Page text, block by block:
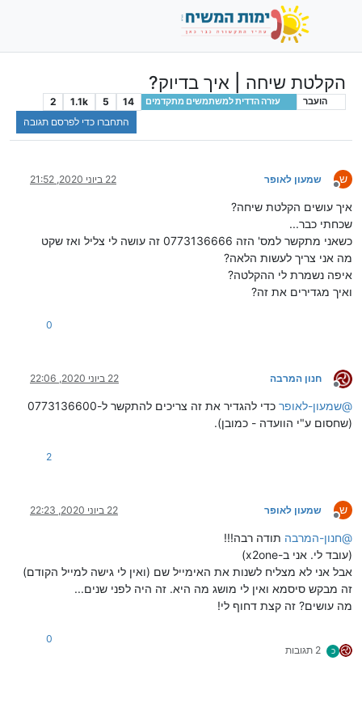
הקלטת שיחה | איך בדיוק?
הועבר עזרה הדדית למשתמשים מתקדמים 14
5
1.1k
2
התחברו כדי לפרסם תגובה
ש
מנותק
שמעון לאופר 22 ביוני 2020, 21:52
איך עושים הקלטת שיחה?
שכחתי כבר...
כשאני מתקשר למס' הזה 0773136666 זה עושה לי צליל ואז שקט
מה אני צריך לעשות הלאה?
איפה נשמרת לי ההקלטה?
ואיך מגדירים את זה?
0
מנותק
חנון המרבה 22 ביוני 2020, 22:06
@שמעון-לאופר
כדי להגדיר את זה צריכים להתקשר ל-0773136600
(שחסום ע"י הוועדה - כמובן).
2
ש
מנותק
שמעון לאופר 22 ביוני 2020, 22:23
@חנון-המרבה תודה רבה!!!
(עובד לי. אני ב-x2one)
אבל אני לא מצליח לשנות את האימייל שם (ואין לי גישה למייל הקודם)
זה מבקש סיסמא ואין לי מושג מה היא. זה היה לפני שנים...
מה עושים? זה קצת דחוף לי!
כ 2 תגובות
0